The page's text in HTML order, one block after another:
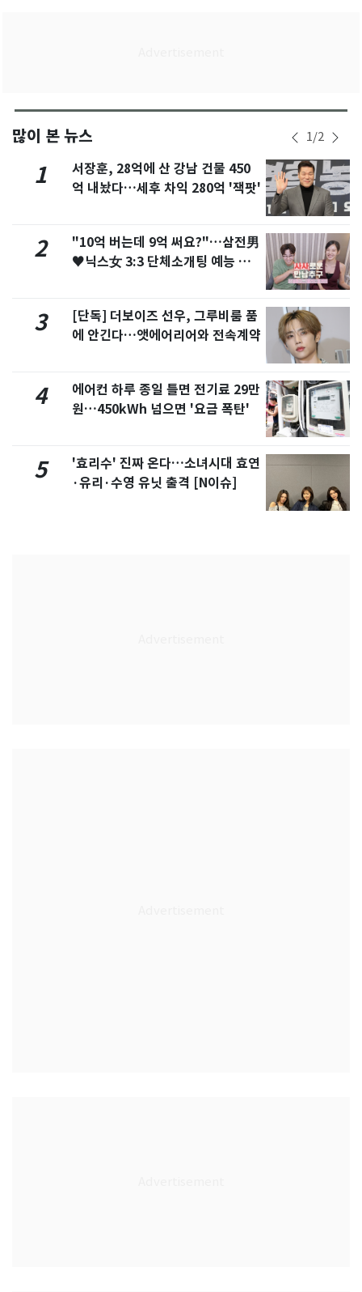
많이 본 뉴스 1/2
1
서장훈, 28억에 산 강남 건물 450
억 내놨다…세후 차익 280억 '잭팟'
2
"10억 버는데 9억 써요?"…삼전男
♥닉스女 3:3 단체소개팅 예능 화
3
[단독] 더보이즈 선우, 그루비룸 품
에 안긴다…앳에어리어와 전속계약
4
에어컨 하루 종일 틀면 전기료 29만
원…450kWh 넘으면 '요금 폭탄'
5
'효리수' 진짜 온다…소녀시대 효연
·유리·수영 유닛 출격 [N이슈]